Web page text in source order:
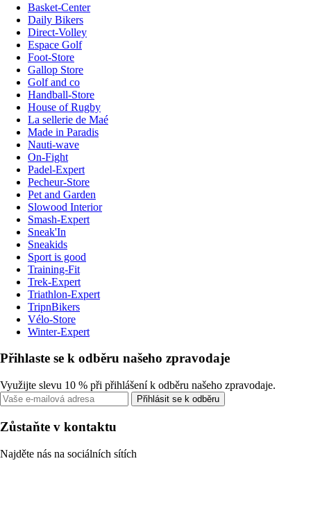
Basket-Center
Daily Bikers
Direct-Volley
Espace Golf
Foot-Store
Gallop Store
Golf and co
Handball-Store
House of Rugby
La sellerie de Maé
Made in Paradis
Nauti-wave
On-Fight
Padel-Expert
Pecheur-Store
Pet and Garden
Slowood Interior
Smash-Expert
Sneak'In
Sneakids
Sport is good
Training-Fit
Trek-Expert
Triathlon-Expert
TripnBikers
Vélo-Store
Winter-Expert
Přihlaste se k odběru našeho zpravodaje
Využijte slevu 10 % při přihlášení k odběru našeho zpravodaje.
Přihlásit se k odběru
Zůstaňte v kontaktu
Najděte nás na sociálních sítích